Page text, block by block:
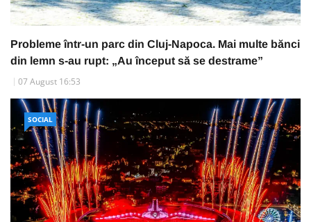
Probleme într-un parc din Cluj-Napoca. Mai multe bănci
din lemn s-au rupt: „Au început să se destrame”
07 August 16:53
SOCIAL